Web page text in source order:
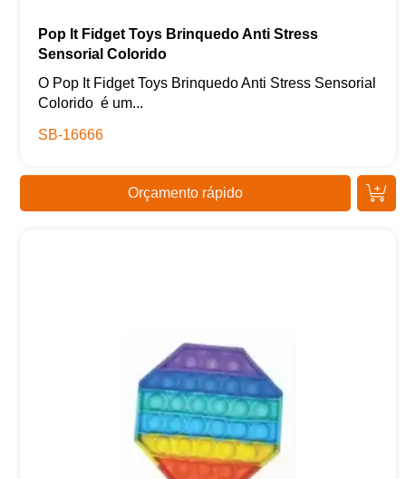
Pop It Fidget Toys Brinquedo Anti Stress
Sensorial Colorido
O Pop It Fidget Toys Brinquedo Anti Stress Sensorial
Colorido é um...
SB-16666
Orçamento rápido